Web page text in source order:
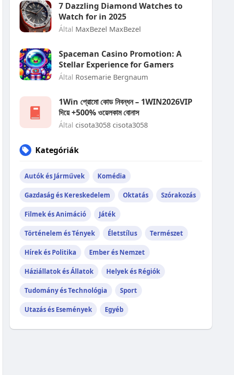
7 Dazzling Diamond Watches to
Watch for in 2025
Által MaxBezel MaxBezel
Spaceman Casino Promotion: A
Stellar Experience for Gamers
Által Rosemarie Bergnaum
1Win প্রোমো কোড নিবন্ধন – 1WIN2026VIP
দিয়ে +500% ওয়েলকাম বোনাস
Által cisota3058 cisota3058
Kategóriák
Autók és Járművek Komédia
Gazdaság és Kereskedelem Oktatás Szórakozás
Filmek és Animáció Játék
Történelem és Tények Életstílus Természet
Hírek és Politika Ember és Nemzet
Háziállatok és Állatok Helyek és Régiók
Tudomány és Technológia Sport
Utazás és Események Egyéb